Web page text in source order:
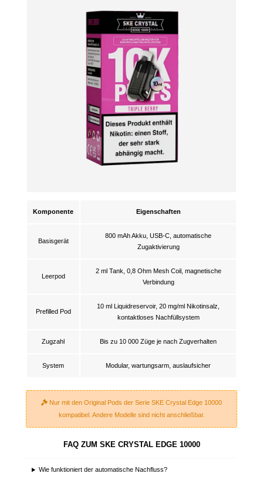
Komponente Eigenschaften
Basisgerät
800 mAh Akku, USB-C, automatische
Zugaktivierung
Leerpod
2 ml Tank, 0,8 Ohm Mesh Coil, magnetische
Verbindung
Prefilled Pod
10 ml Liquidreservoir, 20 mg/ml Nikotinsalz,
kontaktloses Nachfüllsystem
Zugzahl Bis zu 10 000 Züge je nach Zugverhalten
System Modular, wartungsarm, auslaufsicher
Nur mit den Original Pods der Serie SKE Crystal Edge 10000
kompatibel. Andere Modelle sind nicht anschließbar.
FAQ ZUM SKE CRYSTAL EDGE 10000
Wie funktioniert der automatische Nachfluss?